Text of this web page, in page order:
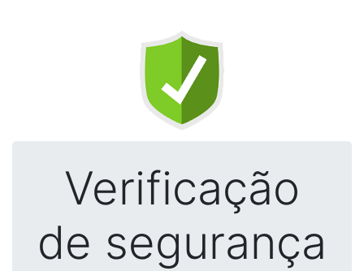
Verificação
de segurança